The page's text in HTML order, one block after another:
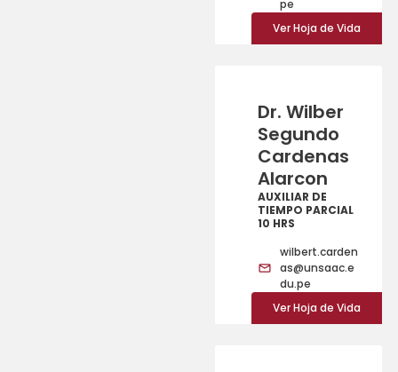
pe
Ver Hoja de Vida
Dr. Wilber
Segundo
Cardenas
Alarcon
AUXILIAR DE
TIEMPO PARCIAL
10 HRS
wilbert.carden
as@unsaac.e
du.pe
Ver Hoja de Vida